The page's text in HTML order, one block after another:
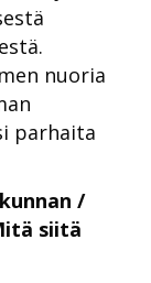
nuoria
parhaita
/
siitä